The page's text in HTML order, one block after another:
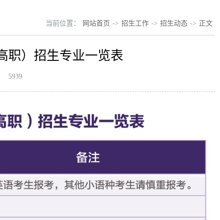
当前位置： 网站首页 -> 招生工作 -> 招生动态 -> 正文
职）招生专业一览表
5939